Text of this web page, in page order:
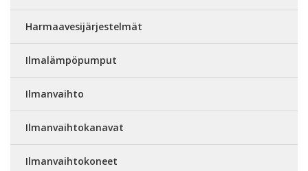
Harmaavesijärjestelmät
Ilmalämpöpumput
Ilmanvaihto
Ilmanvaihtokanavat
Ilmanvaihtokoneet